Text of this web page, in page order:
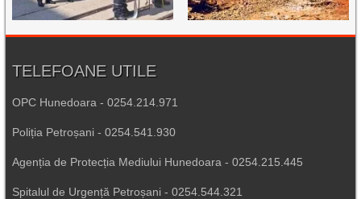
TELEFOANE UTILE
OPC Hunedoara - 0254.214.971
Poliția Petroșani - 0254.541.930
Agenția de Protecția Mediului Hunedoara - 0254.215.445
Spitalul de Urgență Petroșani - 0254.544.321